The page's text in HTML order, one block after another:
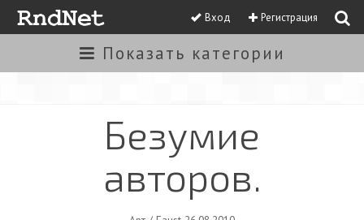
Вход Регистрация
Показать категории
Безумие
авторов.